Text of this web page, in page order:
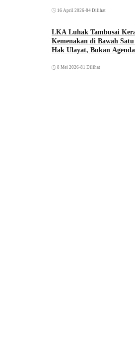
16 April 2026•84 Dilihat
LKA Luhak Tambusai
Kemenakan di Bawah
Hak Ulayat, Bukan
8 Mei 2026•81 Dilihat